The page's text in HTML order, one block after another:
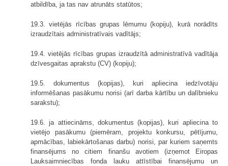
atbildība, ja tas nav atrunāts statūtos;
19.3. vietējās rīcības grupas lēmumu (kopiju), kurā norādīts
izraudzītais administratīvais vadītājs;
19.4. vietējās rīcības grupas izraudzītā administratīvā vadītāja
dzīvesgaitas aprakstu (CV) (kopiju);
19.5. dokumentus (kopijas), kuri apliecina iedzīvotāju
informēšanas pasākumu norisi (arī darba kārtību un dalībnieku
sarakstu);
19.6. ja attiecināms, dokumentus (kopijas), kuri apliecina to
vietējo pasākumu (piemēram, projektu konkursu, pētījumu,
apmācības, labiekārtošanas darbu) norisi, par kuriem saņemts
finansējums no citiem finanšu avotiem (izņemot Eiropas
Lauksaimniecības fonda lauku attīstībai finansējumu un